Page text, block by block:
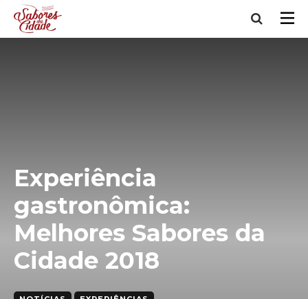
Experiência
gastronômica:
Melhores Sabores da
Cidade 2018